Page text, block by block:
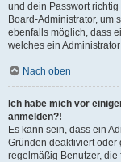
und dein Passwort
Board-Administrator, um
ebenfalls möglich, dass
welches ein
Nach oben
Ich habe mich vor
anmelden?!
Es kann sein, dass ein
Gründen deaktiviert oder
regelmäßig Benutzer,